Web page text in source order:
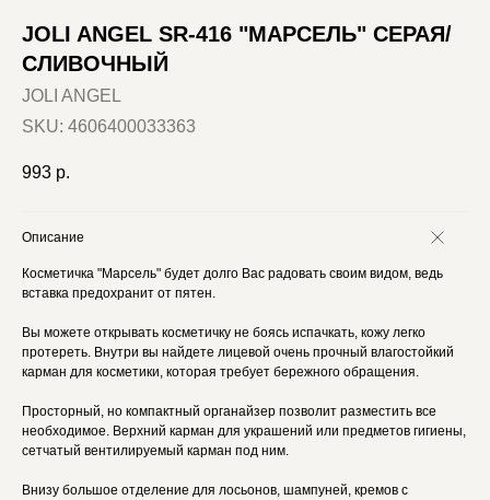
JOLI ANGEL SR-416 "МАРСЕЛЬ" СЕРАЯ/
СЛИВОЧНЫЙ
JOLI ANGEL
SKU: 4606400033363
993 р.
Описание
Косметичка "Марсель" будет долго Вас радовать своим видом, ведь
вставка предохранит от пятен.
Вы можете открывать косметичку не боясь испачкать, кожу легко
протереть. Внутри вы найдете лицевой очень прочный влагостойкий
карман для косметики, которая требует бережного обращения.
Просторный, но компактный органайзер позволит разместить все
необходимое. Верхний карман для украшений или предметов гигиены,
сетчатый вентилируемый карман под ним.
Внизу большое отделение для лосьонов, шампуней, кремов с